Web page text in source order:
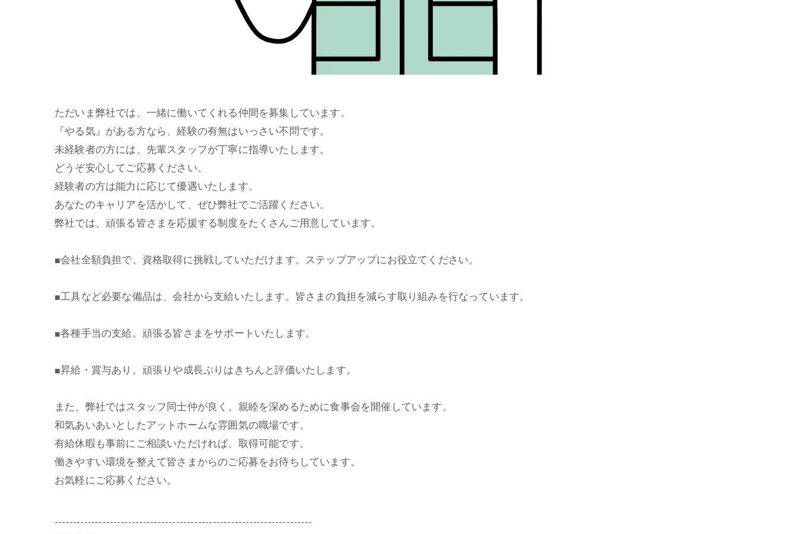
ただいま弊社では、一緒に働いてくれる仲間を募集しています。
『やる気』がある方なら、経験の有無はいっさい不問です。
未経験者の方には、先輩スタッフが丁寧に指導いたします。
どうぞ安心してご応募ください。
経験者の方は能力に応じて優遇いたします。
あなたのキャリアを活かして、ぜひ弊社でご活躍ください。
弊社では、頑張る皆さまを応援する制度をたくさんご用意しています。
■会社全額負担で、資格取得に挑戦していただけます。ステップアップにお役立てください。
■工具など必要な備品は、会社から支給いたします。皆さまの負担を減らす取り組みを行なっています。
■各種手当の支給。頑張る皆さまをサポートいたします。
■昇給・賞与あり。頑張りや成長ぶりはきちんと評価いたします。
また、弊社ではスタッフ同士仲が良く、親睦を深めるために食事会を開催しています。
和気あいあいとしたアットホームな雰囲気の職場です。
有給休暇も事前にご相談いただければ、取得可能です。
働きやすい環境を整えて皆さまからのご応募をお待ちしています。
お気軽にご応募ください。
----------------------------------------------------------------------